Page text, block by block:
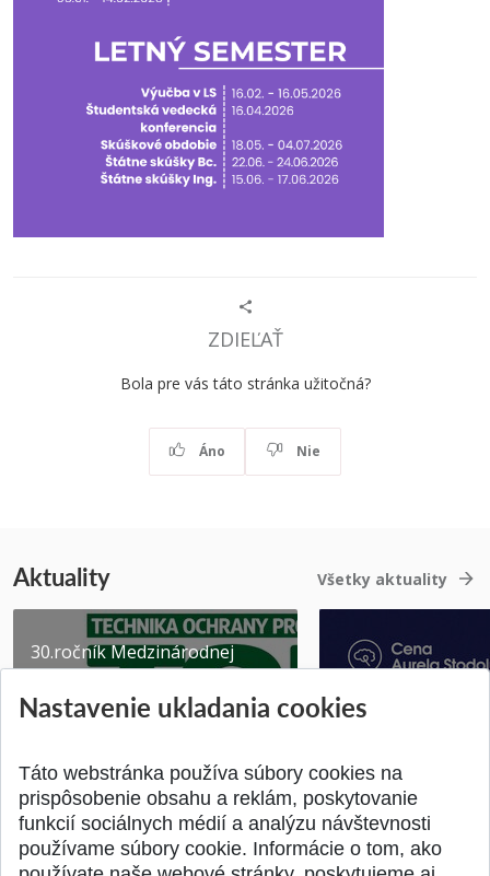
ZDIEĽAŤ
Bola pre vás táto stránka užitočná?
Áno Nie
Aktuality Všetky aktuality
30.ročník Medzinárodnej
TECHNIKA OCHRANY
Nastavenie ukladania cookies
Táto webstránka používa súbory cookies na
prispôsobenie obsahu a reklám, poskytovanie
funkcií sociálnych médií a analýzu návštevnosti
používame súbory cookie. Informácie o tom, ako